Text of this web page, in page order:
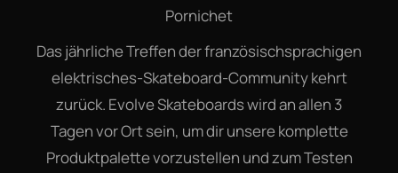
Pornichet
Das jährliche Treffen der französischsprachigen
elektrisches-Skateboard-Community kehrt
zurück. Evolve Skateboards wird an allen 3
Tagen vor Ort sein, um dir unsere komplette
Produktpalette vorzustellen und zum Testen